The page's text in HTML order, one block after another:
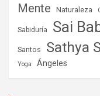
Mente
Naturaleza
Sabiduría Sai
Santos Sathya
Yoga Ángeles